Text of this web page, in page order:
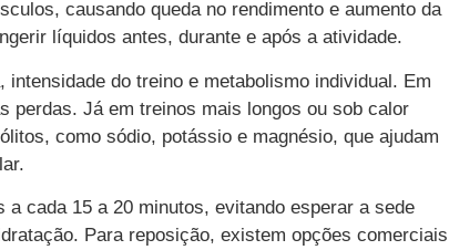
causando queda no rendimento e aumento da
líquidos antes, durante e após a atividade.
do treino e metabolismo individual. Em
perdas. Já em treinos mais longos ou sob calor
como sódio, potássio e magnésio, que ajudam
cada 15 a 20 minutos, evitando esperar a sede
Para reposição, existem opções comerciais